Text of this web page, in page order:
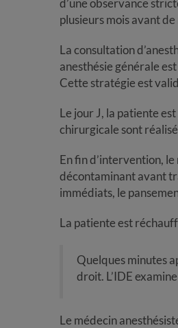
plusieurs mois avant
La consultation
anesthésie générale
Cette stratégie est
Le jour J, la patiente
chirurgicale sont
En fin d’intervention,
décontaminant avant
immédiats, le
La patiente est
Quelques minutes
droit. L’IDE
Le médecin